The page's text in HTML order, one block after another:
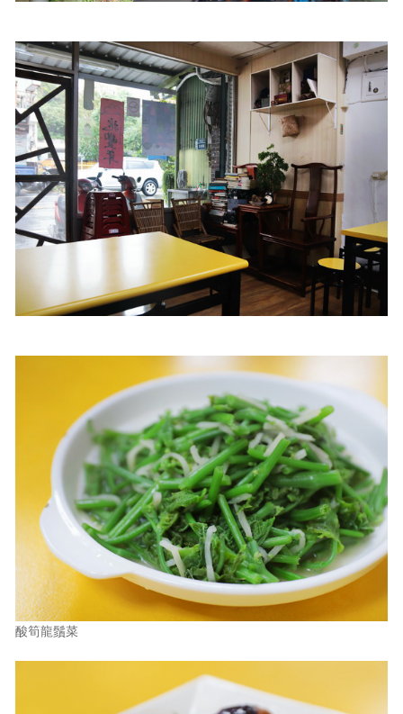
歷史區
關於Yilan
個人著作
活動實況記錄
媒體報導一覽
合作與代言
酸筍龍鬚菜